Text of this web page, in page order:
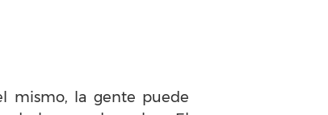
mismo, la gente puede